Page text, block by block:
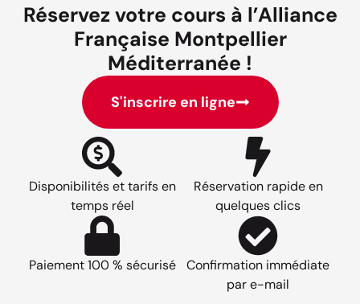
Réservez votre cours à l’Alliance
Française Montpellier
Méditerranée !
S'inscrire en ligne
Disponibilités et tarifs en
temps réel
Réservation rapide en
quelques clics
Paiement 100 % sécurisé
Confirmation immédiate
par e-mail